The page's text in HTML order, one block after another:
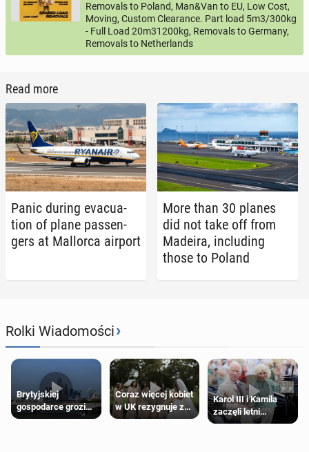
Removals to Poland, Man&Van to EU, Low Cost,
Moving, Custom Clearance. Part load 5m3/300kg
- Full Load 20m31200kg, Removals to Germany,
Removals to Netherlands
Read more
Panic during evac­u­a­
tion of plane pas­sen­
gers at Mal­lor­ca airport
More than 30 planes
did not take off from
Madeira, in­clud­ing
those to Poland
Rolki Wiadomości›
Brytyjskiej
gospodarce grozi
recesja, jeśli
Coraz więcej kobiet
w UK rezygnuje z
roli druhny na
Karol III i Kamila
zaczęli letni
odpoczynek po